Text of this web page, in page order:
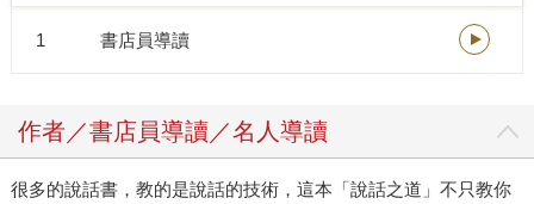
蛾故事團隊」會一步一步引導你：開頭怎麼說，結尾怎麼
說，有些細節你可以不用說，但有些重點你不得不說……這
段： 替執行長撰寫演講稿的凱倫，設定了六個鬧鐘，最後還
是沒有準時起床赴約，她的故事最後怎麼了？ 在〈最後一張
全家福〉短短的敘述，眼淚就不自覺流下來…… 還有日本
1 書店員導讀
作者／書店員導讀／名人導讀
很多的說話書，教的是說話的技術，這本「說話之道」不只教你